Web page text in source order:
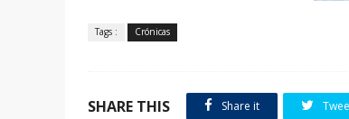
Tags : Crónicas
SHARE THIS Share it